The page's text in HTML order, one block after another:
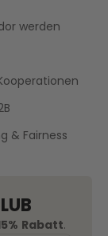
werden
& Fairness
Rabatt.